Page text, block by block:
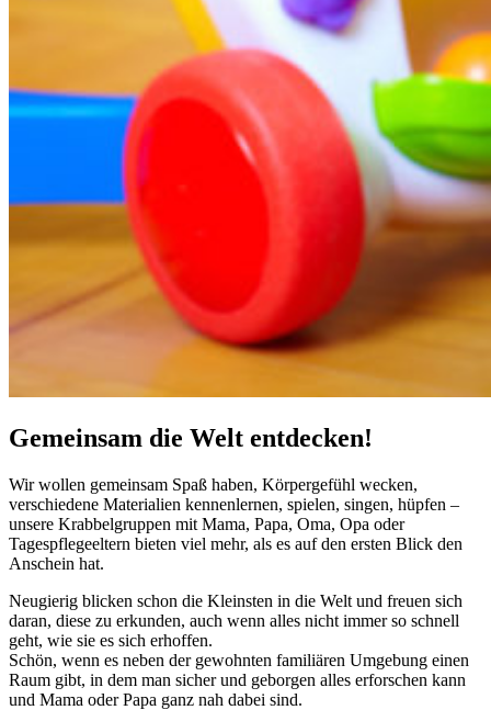
Gemeinsam die Welt entdecken!
Wir wollen gemeinsam Spaß haben, Körpergefühl wecken,
verschiedene Materialien kennenlernen, spielen, singen, hüpfen –
unsere Krabbelgruppen mit Mama, Papa, Oma, Opa oder
Tagespflegeeltern bieten viel mehr, als es auf den ersten Blick den
Anschein hat.
Neugierig blicken schon die Kleinsten in die Welt und freuen sich
daran, diese zu erkunden, auch wenn alles nicht immer so schnell
geht, wie sie es sich erhoffen.
Schön, wenn es neben der gewohnten familiären Umgebung einen
Raum gibt, in dem man sicher und geborgen alles erforschen kann
und Mama oder Papa ganz nah dabei sind.